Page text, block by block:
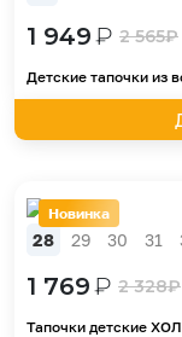
1 949₽ 2 565₽
Детские тапочки из
Новинка
28 29 30 31
1 769₽ 2 328₽
Тапочки детские